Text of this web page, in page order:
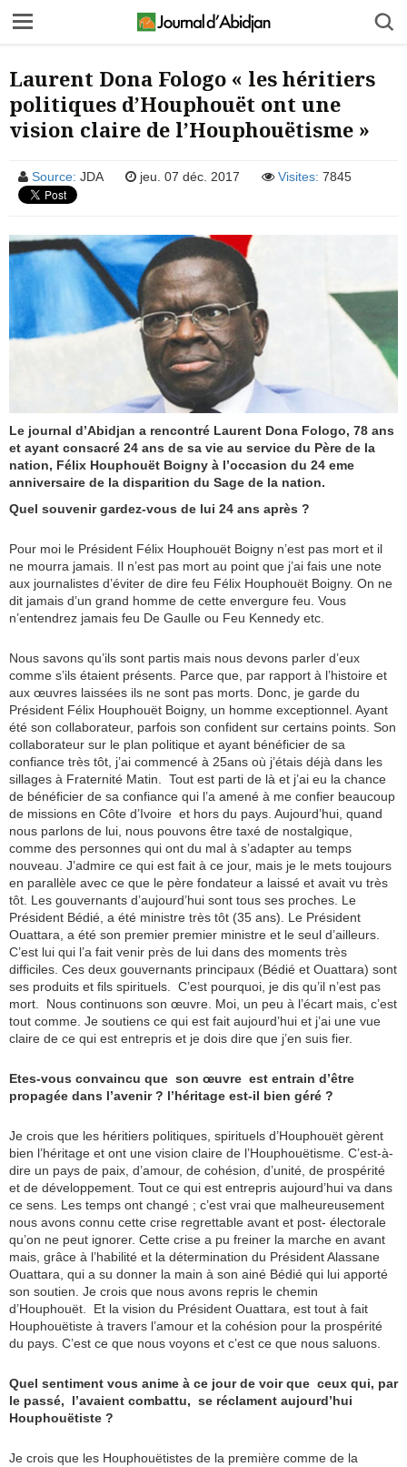
Laurent Dona Fologo « les héritiers
politiques d’Houphouët ont une
vision claire de l’Houphouëtisme »
Source: JDA jeu. 07 déc. 2017 Visites: 7845
Le journal d’Abidjan a rencontré Laurent Dona Fologo, 78 ans
et ayant consacré 24 ans de sa vie au service du Père de la
nation, Félix Houphouët Boigny à l’occasion du 24 eme
anniversaire de la disparition du Sage de la nation.
Quel souvenir gardez-vous de lui 24 ans après ?
Pour moi le Président Félix Houphouët Boigny n’est pas mort et il
ne mourra jamais. Il n’est pas mort au point que j’ai fais une note
aux journalistes d’éviter de dire feu Félix Houphouët Boigny. On ne
dit jamais d’un grand homme de cette envergure feu. Vous
n’entendrez jamais feu De Gaulle ou Feu Kennedy etc.
Nous savons qu’ils sont partis mais nous devons parler d’eux
comme s’ils étaient présents. Parce que, par rapport à l’histoire et
aux œuvres laissées ils ne sont pas morts. Donc, je garde du
Président Félix Houphouët Boigny, un homme exceptionnel. Ayant
été son collaborateur, parfois son confident sur certains points. Son
collaborateur sur le plan politique et ayant bénéficier de sa
confiance très tôt, j’ai commencé à 25ans où j’étais déjà dans les
sillages à Fraternité Matin. Tout est parti de là et j’ai eu la chance
de bénéficier de sa confiance qui l’a amené à me confier beaucoup
de missions en Côte d’Ivoire et hors du pays. Aujourd’hui, quand
nous parlons de lui, nous pouvons être taxé de nostalgique,
comme des personnes qui ont du mal à s’adapter au temps
nouveau. J’admire ce qui est fait à ce jour, mais je le mets toujours
en parallèle avec ce que le père fondateur a laissé et avait vu très
tôt. Les gouvernants d’aujourd’hui sont tous ses proches. Le
Président Bédié, a été ministre très tôt (35 ans). Le Président
Ouattara, a été son premier premier ministre et le seul d’ailleurs.
C’est lui qui l’a fait venir près de lui dans des moments très
difficiles. Ces deux gouvernants principaux (Bédié et Ouattara) sont
ses produits et fils spirituels. C’est pourquoi, je dis qu’il n’est pas
mort. Nous continuons son œuvre. Moi, un peu à l’écart mais, c’est
tout comme. Je soutiens ce qui est fait aujourd’hui et j’ai une vue
claire de ce qui est entrepris et je dois dire que j’en suis fier.
Etes-vous convaincu que son œuvre est entrain d’être
propagée dans l’avenir ? l’héritage est-il bien géré ?
Je crois que les héritiers politiques, spirituels d’Houphouët gèrent
bien l’héritage et ont une vision claire de l’Houphouëtisme. C’est-à-
dire un pays de paix, d’amour, de cohésion, d’unité, de prospérité
et de développement. Tout ce qui est entrepris aujourd’hui va dans
ce sens. Les temps ont changé ; c’est vrai que malheureusement
nous avons connu cette crise regrettable avant et post- électorale
qu’on ne peut ignorer. Cette crise a pu freiner la marche en avant
mais, grâce à l’habilité et la détermination du Président Alassane
Ouattara, qui a su donner la main à son ainé Bédié qui lui apporté
son soutien. Je crois que nous avons repris le chemin
d’Houphouët. Et la vision du Président Ouattara, est tout à fait
Houphouëtiste à travers l’amour et la cohésion pour la prospérité
du pays. C’est ce que nous voyons et c’est ce que nous saluons.
Quel sentiment vous anime à ce jour de voir que ceux qui, par
le passé, l’avaient combattu, se réclament aujourd’hui
Houphouëtiste ?
Je crois que les Houphouëtistes de la première comme de la